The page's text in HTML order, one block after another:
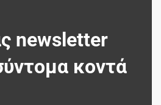
newsletter
κοντά